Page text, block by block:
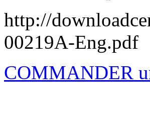
http://
00219A-Eng.pdf
COMMANDER